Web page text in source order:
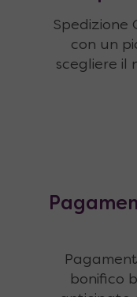
Spedizione
con un
scegliere il
bonifico